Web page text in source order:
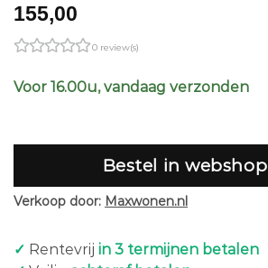
155,00
0 review(s)
Voor 16.00u, vandaag verzonden
Bestel in webshop
Verkoop door: Maxwonen.nl
✓ Rentevrij in 3 termijnen betalen